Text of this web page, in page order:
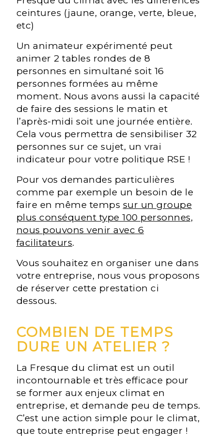
ceintures (jaune, orange, verte, bleue,
etc)
Un animateur expérimenté peut
animer 2 tables rondes de 8
personnes en simultané soit 16
personnes formées au même
moment. Nous avons aussi la capacité
de faire des sessions le matin et
l’après-midi soit une journée entière.
Cela vous permettra de sensibiliser 32
personnes sur ce sujet, un vrai
indicateur pour votre politique RSE !
Pour vos demandes particulières
comme par exemple un besoin de le
faire en même temps sur un groupe
plus conséquent type 100 personnes,
nous pouvons venir avec 6
facilitateurs.
Vous souhaitez en organiser une dans
votre entreprise, nous vous proposons
de réserver cette prestation ci
dessous.
COMBIEN DE TEMPS
DURE UN ATELIER ?
La Fresque du climat est un outil
incontournable et très efficace pour
se former aux enjeux climat en
entreprise, et demande peu de temps.
C’est une action simple pour le climat,
que toute entreprise peut engager !